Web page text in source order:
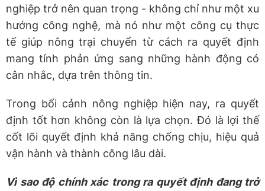
nghiệp trở nên quan trọng - không chỉ như một xu
hướng công nghệ, mà nó như một công cụ thực
tế giúp nông trại chuyển từ cách ra quyết định
mang tính phản ứng sang những hành động có
cân nhắc, dựa trên thông tin.
Trong bối cảnh nông nghiệp hiện nay, ra quyết
định tốt hơn không còn là lựa chọn. Đó là lợi thế
cốt lõi quyết định khả năng chống chịu, hiệu quả
vận hành và thành công lâu dài.
Vì sao độ chính xác trong ra quyết định đang trở